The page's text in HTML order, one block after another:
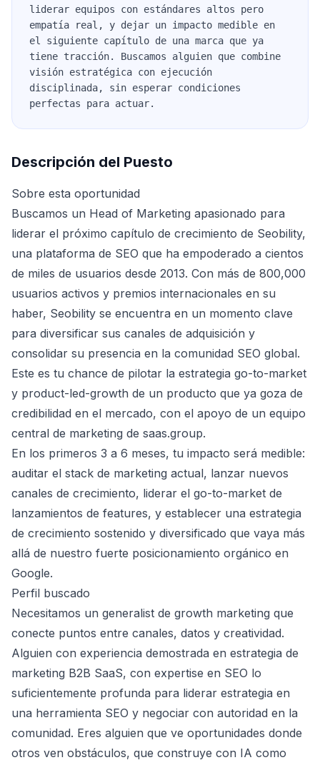
liderar equipos con estándares altos pero
empatía real, y dejar un impacto medible en
el siguiente capítulo de una marca que ya
tiene tracción. Buscamos alguien que combine
visión estratégica con ejecución
disciplinada, sin esperar condiciones
perfectas para actuar.
Descripción del Puesto
Sobre esta oportunidad
Buscamos un Head of Marketing apasionado para
liderar el próximo capítulo de crecimiento de Seobility,
una plataforma de SEO que ha empoderado a cientos
de miles de usuarios desde 2013. Con más de 800,000
usuarios activos y premios internacionales en su
haber, Seobility se encuentra en un momento clave
para diversificar sus canales de adquisición y
consolidar su presencia en la comunidad SEO global.
Este es tu chance de pilotar la estrategia go-to-market
y product-led-growth de un producto que ya goza de
credibilidad en el mercado, con el apoyo de un equipo
central de marketing de saas.group.
En los primeros 3 a 6 meses, tu impacto será medible:
auditar el stack de marketing actual, lanzar nuevos
canales de crecimiento, liderar el go-to-market de
lanzamientos de features, y establecer una estrategia
de crecimiento sostenido y diversificado que vaya más
allá de nuestro fuerte posicionamiento orgánico en
Google.
Perfil buscado
Necesitamos un generalist de growth marketing que
conecte puntos entre canales, datos y creatividad.
Alguien con experiencia demostrada en estrategia de
marketing B2B SaaS, con expertise en SEO lo
suficientemente profunda para liderar estrategia en
una herramienta SEO y negociar con autoridad en la
comunidad. Eres alguien que ve oportunidades donde
otros ven obstáculos, que construye con IA como